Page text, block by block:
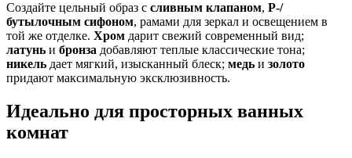
Создайте цельный образ с сливным клапаном, P-/
бутылочным сифоном, рамами для зеркал и освещением в
той же отделке. Хром дарит свежий современный вид;
латунь и бронза добавляют теплые классические тона;
никель дает мягкий, изысканный блеск; медь и золото
придают максимальную эксклюзивность.
Идеально для просторных ванных
комнат